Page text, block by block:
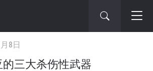
8日
的三大杀伤性武器